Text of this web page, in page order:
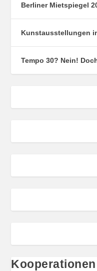
Berliner Mietspiegel
Kunstausstellungen
Tempo 30? Nein!
Kooperationen